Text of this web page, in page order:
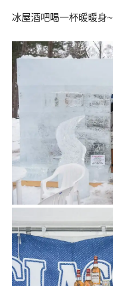
冰屋酒吧喝一杯暖暖身~